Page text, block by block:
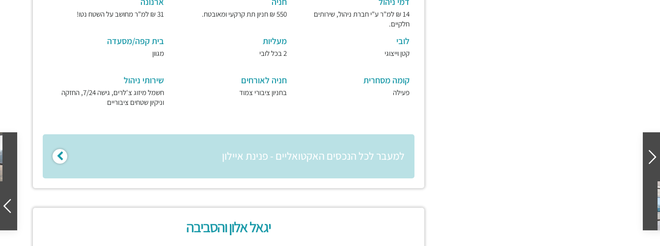
14 ₪ למ"ר ע"י חברת ניהול, שירותים
חלקיים.
550 ₪ חניון תת קרקעי ומאובטח. 31 ₪ למ"ר מחושב על השטח נטו!
לובי
קטן וייצוגי
מעליות
2 בכל לובי
בית קפה/מסעדה
מגוון
קומה מסחרית
פעילה
חניה לאורחים
בחניון ציבורי צמוד
שירותי ניהול
חשמל מיזוג צ'לרים, גישה 7/24, החזקה
וניקיון שטחים ציבוריים
למעבר לכל הנכסים האקטואליים - פנינת איילון
יגאל אלון והסביבה